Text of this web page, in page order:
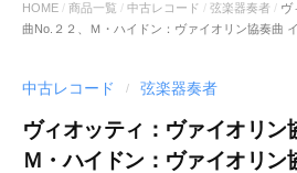
HOME / 商品一覧 / 中古レコード / 弦楽器奏者 / ヴ
曲No.２２、Ｍ・ハイドン：ヴァイオリン協奏
中古レコード / 弦楽器奏者
ヴィオッティ：ヴァイオリン
Ｍ・ハイドン：ヴァイオリ